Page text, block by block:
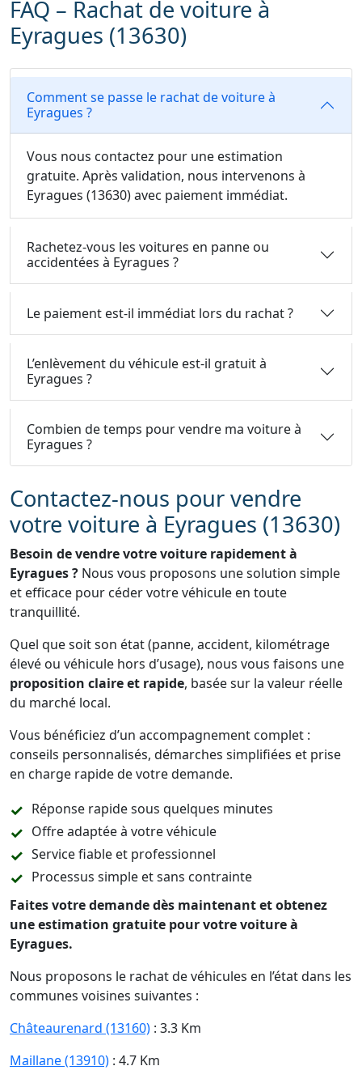
FAQ – Rachat de voiture à
Eyragues (13630)
Comment se passe le rachat de voiture à
Eyragues ?
Vous nous contactez pour une estimation
gratuite. Après validation, nous intervenons à
Eyragues (13630) avec paiement immédiat.
Rachetez-vous les voitures en panne ou
accidentées à Eyragues ?
Le paiement est-il immédiat lors du rachat ?
L’enlèvement du véhicule est-il gratuit à
Eyragues ?
Combien de temps pour vendre ma voiture à
Eyragues ?
Contactez-nous pour vendre
votre voiture à Eyragues (13630)
Besoin de vendre votre voiture rapidement à
Eyragues ? Nous vous proposons une solution simple
et efficace pour céder votre véhicule en toute
tranquillité.
Quel que soit son état (panne, accident, kilométrage
élevé ou véhicule hors d’usage), nous vous faisons une
proposition claire et rapide, basée sur la valeur réelle
du marché local.
Vous bénéficiez d’un accompagnement complet :
conseils personnalisés, démarches simplifiées et prise
en charge rapide de votre demande.
Réponse rapide sous quelques minutes
Offre adaptée à votre véhicule
Service fiable et professionnel
Processus simple et sans contrainte
Faites votre demande dès maintenant et obtenez
une estimation gratuite pour votre voiture à
Eyragues.
Nous proposons le rachat de véhicules en l’état dans les
communes voisines suivantes :
Châteaurenard (13160) : 3.3 Km
Maillane (13910) : 4.7 Km